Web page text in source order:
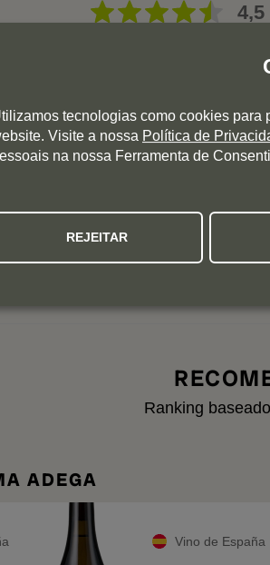
4,5
Ranking
ADEGA
Vino de España
tecnologias como cookies
Visite a nossa Política de
na nossa Ferramenta de
REJEITAR